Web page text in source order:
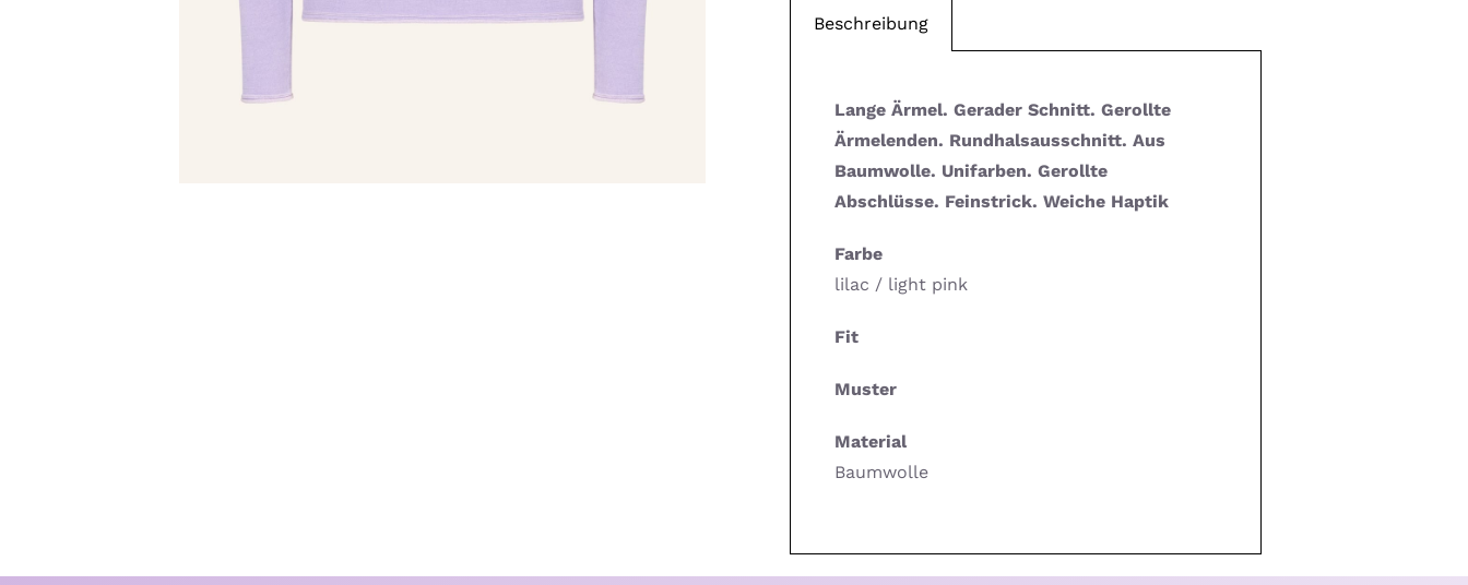
Beschreibung
Lange Ärmel. Gerader Schnitt. Gerollte
Ärmelenden. Rundhalsausschnitt. Aus
Baumwolle. Unifarben. Gerollte
Abschlüsse. Feinstrick. Weiche Haptik
Farbe
lilac / light pink
Fit
Muster
Material
Baumwolle